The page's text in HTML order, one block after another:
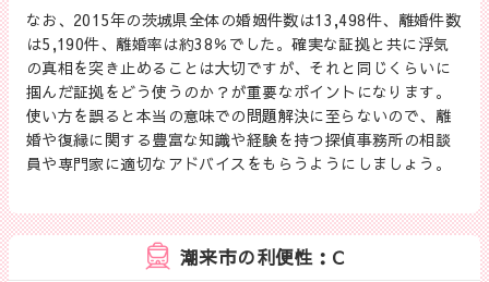
なお、2015年の茨城県全体の婚姻件数は13,498件、離婚件数
は5,190件、離婚率は約38％でした。確実な証拠と共に浮気
の真相を突き止めることは大切ですが、それと同じくらいに
掴んだ証拠をどう使うのか？が重要なポイントになります。
使い方を誤ると本当の意味での問題解決に至らないので、離
婚や復縁に関する豊富な知識や経験を持つ探偵事務所の相談
員や専門家に適切なアドバイスをもらうようにしましょう。
潮来市の利便性：C